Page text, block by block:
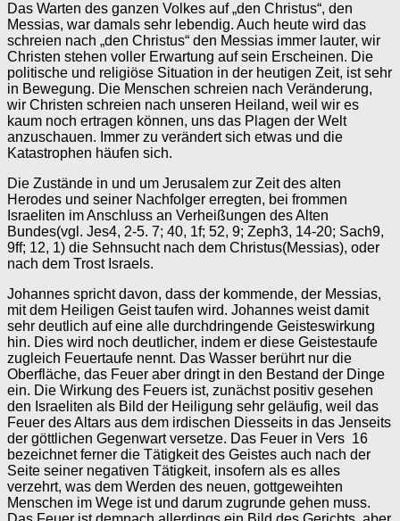
Das Warten des ganzen Volkes auf „den Christus“, den
Messias, war damals sehr lebendig. Auch heute wird das
schreien nach „den Christus“ den Messias immer lauter, wir
Christen stehen voller Erwartung auf sein Erscheinen. Die
politische und religiöse Situation in der heutigen Zeit, ist sehr
in Bewegung. Die Menschen schreien nach Veränderung,
wir Christen schreien nach unseren Heiland, weil wir es
kaum noch ertragen können, uns das Plagen der Welt
anzuschauen. Immer zu verändert sich etwas und die
Katastrophen häufen sich.
Die Zustände in und um Jerusalem zur Zeit des alten
Herodes und seiner Nachfolger erregten, bei frommen
Israeliten im Anschluss an Verheißungen des Alten
Bundes(vgl. Jes4, 2-5. 7; 40, 1f; 52, 9; Zeph3, 14-20; Sach9,
9ff; 12, 1) die Sehnsucht nach dem Christus(Messias), oder
nach dem Trost Israels.
Johannes spricht davon, dass der kommende, der Messias,
mit dem Heiligen Geist taufen wird. Johannes weist damit
sehr deutlich auf eine alle durchdringende Geisteswirkung
hin. Dies wird noch deutlicher, indem er diese Geistestaufe
zugleich Feuertaufe nennt. Das Wasser berührt nur die
Oberfläche, das Feuer aber dringt in den Bestand der Dinge
ein. Die Wirkung des Feuers ist, zunächst positiv gesehen
den Israeliten als Bild der Heiligung sehr geläufig, weil das
Feuer des Altars aus dem irdischen Diesseits in das Jenseits
der göttlichen Gegenwart versetze. Das Feuer in Vers 16
bezeichnet ferner die Tätigkeit des Geistes auch nach der
Seite seiner negativen Tätigkeit, insofern als es alles
verzehrt, was dem Werden des neuen, gottgeweihten
Menschen im Wege ist und darum zugrunde gehen muss.